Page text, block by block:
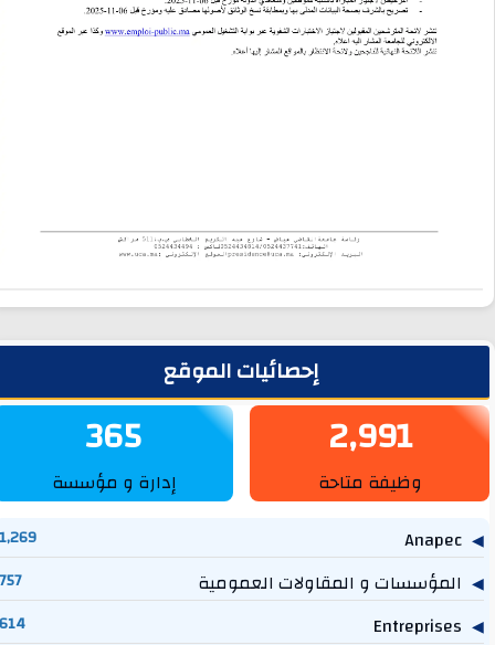
إحصائيات الموقع
2,991
وظيفة متاحة
365
إدارة و مؤسسة
Anapec
1,269
المؤسسات و المقاولات العمومية 757
Entreprises
614